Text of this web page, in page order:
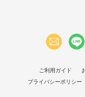
ご利用ガイド
プライバシーポリシー